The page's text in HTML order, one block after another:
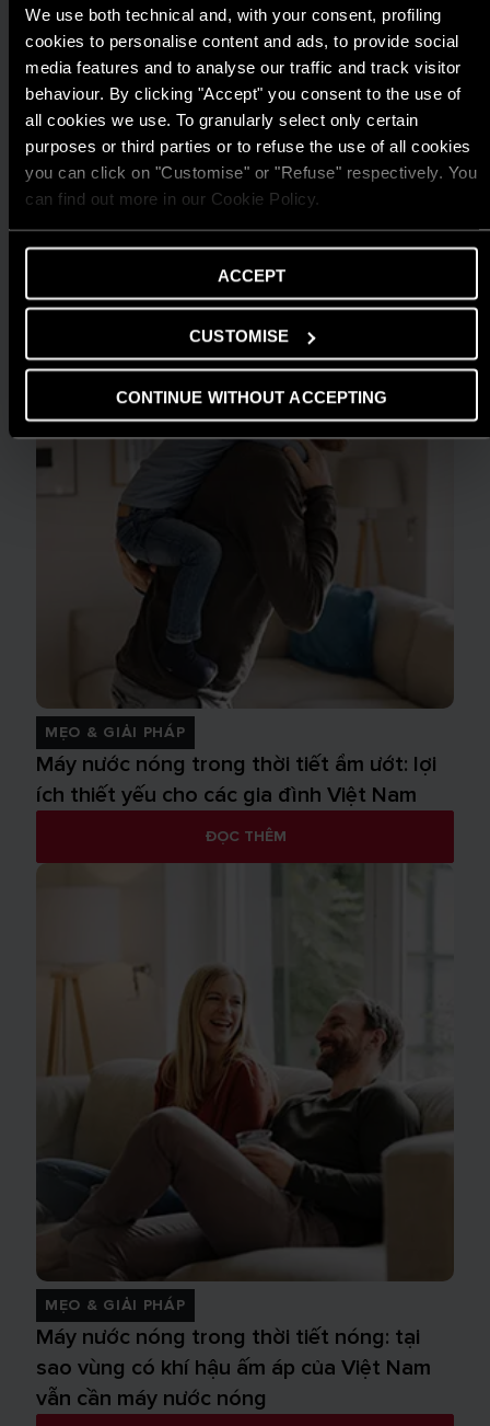
We use both technical and, with your consent, profiling
cookies to personalise content and ads, to provide social
media features and to analyse our traffic and track visitor
behaviour. By clicking "Accept" you consent to the use of
all cookies we use. To granularly select only certain
purposes or third parties or to refuse the use of all cookies
you can click on "Customise" or "Refuse" respectively. You
can find out more in our Cookie Policy.
ACCEPT
CUSTOMISE
CONTINUE WITHOUT ACCEPTING
TIN TỨC
ARISTON THIẾT LẬP CHUẨN MỰC MỚI
CHO GIẢI PHÁP NƯỚC NÓNG TẠI GIẢI
THƯỞNG HIỆU QUẢ NĂNG LƯỢNG 2025
MẸO & GIẢI PHÁP
Máy nước nóng trong thời tiết ẩm ướt: lợi
ích thiết yếu cho các gia đình Việt Nam
ĐỌC THÊM
MẸO & GIẢI PHÁP
Máy nước nóng trong thời tiết nóng: tại
sao vùng có khí hậu ấm áp của Việt Nam
vẫn cần máy nước nóng